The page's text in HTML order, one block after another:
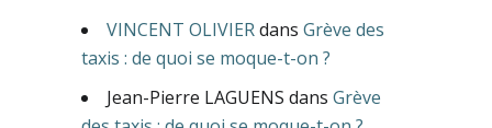
VINCENT OLIVIERdans Grève des
taxis : de quoi se moque-t-on ?
Jean-Pierre LAGUENS dans Grève